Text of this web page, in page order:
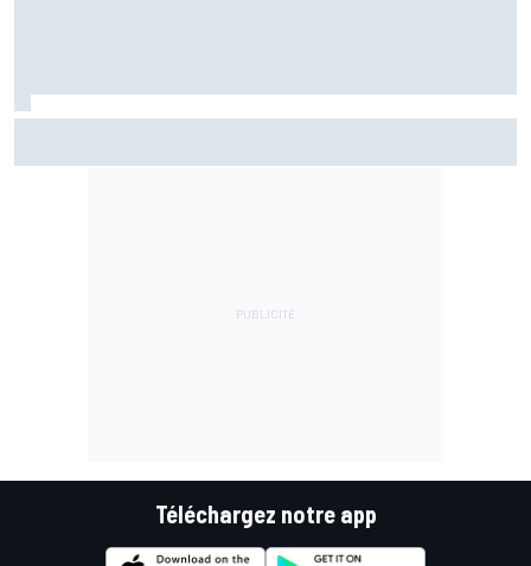
Téléchargez notre app